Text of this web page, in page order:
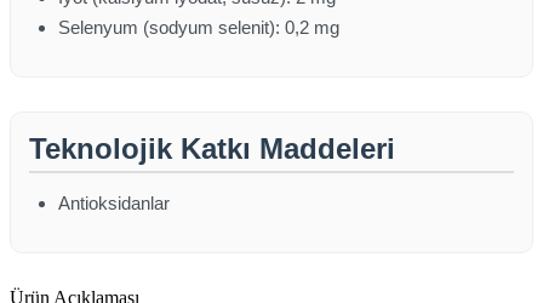
Selenyum (sodyum selenit): 0,2 mg
Teknolojik Katkı Maddeleri
Antioksidanlar
Ürün Açıklaması